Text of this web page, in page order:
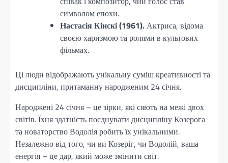
символом епохи.
Настасія Кінскі (1961).Актриса, відома
своєю харизмою та ролями в культових
фільмах.
Ці люди відображають унікальну суміш креативності та
дисципліни, притаманну народженим 24 січня.
Народжені 24 січня – це зірки, які сяють на межі двох
світів. Їхня здатність поєднувати дисципліну Козерога
та новаторство Водолія робить їх унікальними.
Незалежно від того, чи ви Козеріг, чи Водолій, ваша
енергія – це дар, який може змінити світ.